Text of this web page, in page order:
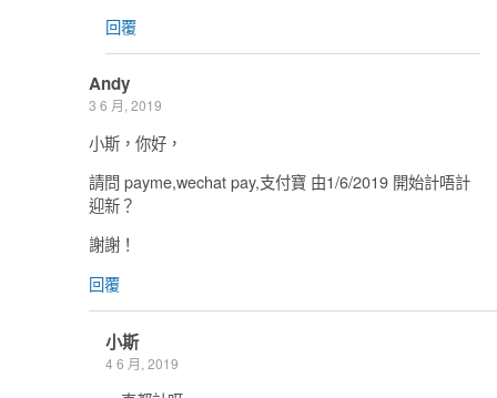
回覆
Andy
3 6 月, 2019
小斯，你好，
請問 payme,wechat pay,支付寶 由1/6/2019 開始計唔計
迎新？
謝謝！
回覆
小斯
4 6 月, 2019